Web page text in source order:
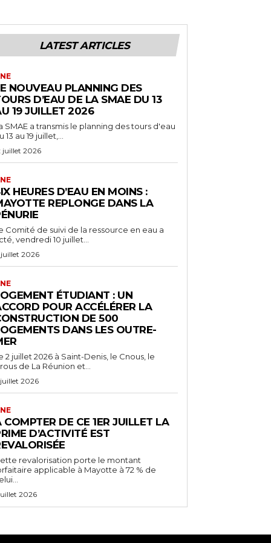
LATEST ARTICLES
NOUVEAU PLANNING DES
D’EAU DE LA SMAE DU 13
19 JUILLET 2026
SMAE a transmis le planning des tours d'eau
13 au 19 juillet,...
juillet 2026
HEURES D’EAU EN MOINS :
REPLONGE DANS LA
Comité de suivi de la ressource en eau a
vendredi 10 juillet...
juillet 2026
ÉTUDIANT : UN
POUR ACCÉLÉRER LA
DE 500
DANS LES OUTRE-
2 juillet 2026 à Saint-Denis, le Cnous, le
de La Réunion et...
2026
COMPTER DE CE 1ER JUILLET LA
D’ACTIVITÉ EST
revalorisation porte le montant
applicable à Mayotte à 72 % de
2026